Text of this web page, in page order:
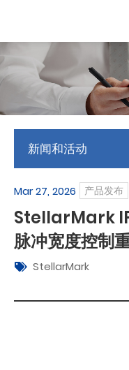
新闻和活动
Mar 27, 2026 产品发布
StellarMark
脉冲宽度控制
StellarMark